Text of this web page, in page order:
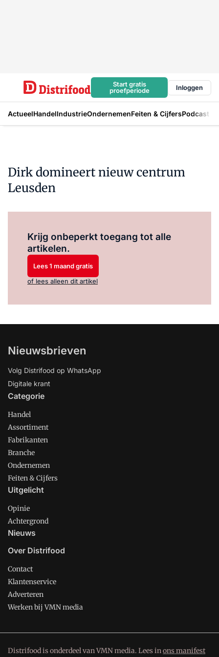
Start gratis
proefperiode
Inloggen
ActueelHandelIndustrieOndernemenFeiten & CijfersPodcast
Dirk domineert nieuw centrum
Leusden
Krijg onbeperkt toegang tot alle
artikelen.
Lees 1 maand gratis
of lees alleen dit artikel
Nieuwsbrieven
Volg Distrifood op WhatsApp
Digitale krant
Categorie
Handel
Assortiment
Fabrikanten
Branche
Ondernemen
Feiten & Cijfers
Uitgelicht
Opinie
Achtergrond
Nieuws
Over Distrifood
Contact
Klantenservice
Adverteren
Werken bij VMN media
Distrifood is onderdeel van VMN media. Lees inons manifest